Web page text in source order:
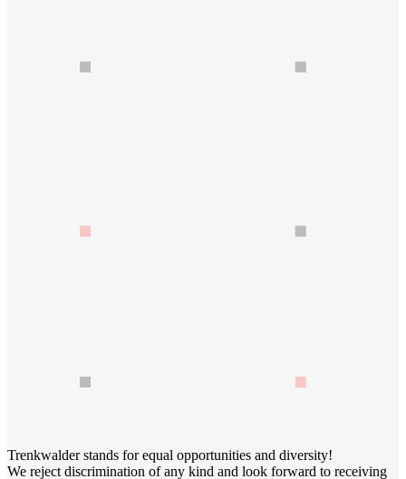
Trenkwalder stands for equal opportunities and diversity!
We reject discrimination of any kind and look forward to receiving